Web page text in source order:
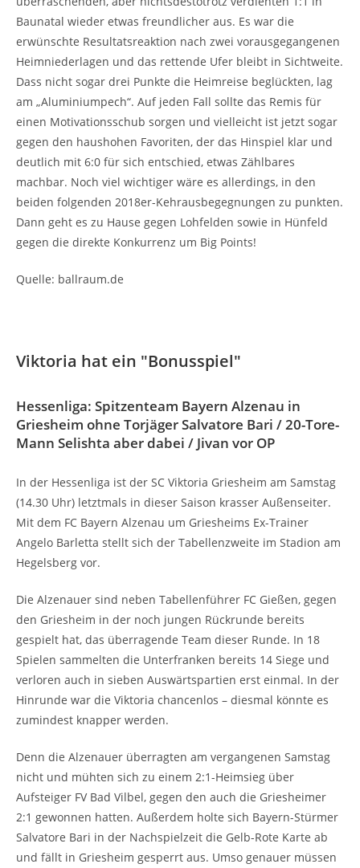
Baunatal wieder etwas freundlicher aus. Es war die
erwünschte Resultatsreaktion nach zwei vorausgegangenen
Heimniederlagen und das rettende Ufer bleibt in Sichtweite.
Dass nicht sogar drei Punkte die Heimreise beglückten, lag
am „Aluminiumpech“. Auf jeden Fall sollte das Remis für
einen Motivationsschub sorgen und vielleicht ist jetzt sogar
gegen den haushohen Favoriten, der das Hinspiel klar und
deutlich mit 6:0 für sich entschied, etwas Zählbares
machbar. Noch viel wichtiger wäre es allerdings, in den
beiden folgenden 2018er-Kehrausbegegnungen zu punkten.
Dann geht es zu Hause gegen Lohfelden sowie in Hünfeld
gegen die direkte Konkurrenz um Big Points!
Quelle: ballraum.de
Viktoria hat ein "Bonusspiel"
Hessenliga: Spitzenteam Bayern Alzenau in
Griesheim ohne Torjäger Salvatore Bari / 20-Tore-
Mann Selishta aber dabei / Jivan vor OP
In der Hessenliga ist der SC Viktoria Griesheim am Samstag
(14.30 Uhr) letztmals in dieser Saison krasser Außenseiter.
Mit dem FC Bayern Alzenau um Griesheims Ex-Trainer
Angelo Barletta stellt sich der Tabellenzweite im Stadion am
Hegelsberg vor.
Die Alzenauer sind neben Tabellenführer FC Gießen, gegen
den Griesheim in der noch jungen Rückrunde bereits
gespielt hat, das überragende Team dieser Runde. In 18
Spielen sammelten die Unterfranken bereits 14 Siege und
verloren auch in sieben Auswärtspartien erst einmal. In der
Hinrunde war die Viktoria chancenlos – diesmal könnte es
zumindest knapper werden.
Denn die Alzenauer überragten am vergangenen Samstag
nicht und mühten sich zu einem 2:1-Heimsieg über
Aufsteiger FV Bad Vilbel, gegen den auch die Griesheimer
2:1 gewonnen hatten. Außerdem holte sich Bayern-Stürmer
Salvatore Bari in der Nachspielzeit die Gelb-Rote Karte ab
und fällt in Griesheim gesperrt aus. Umso genauer müssen